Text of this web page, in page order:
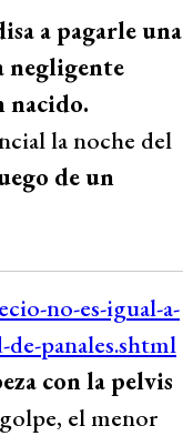
a pagarle una
negligente
nacido.
la noche del
de un
con la pelvis
el menor